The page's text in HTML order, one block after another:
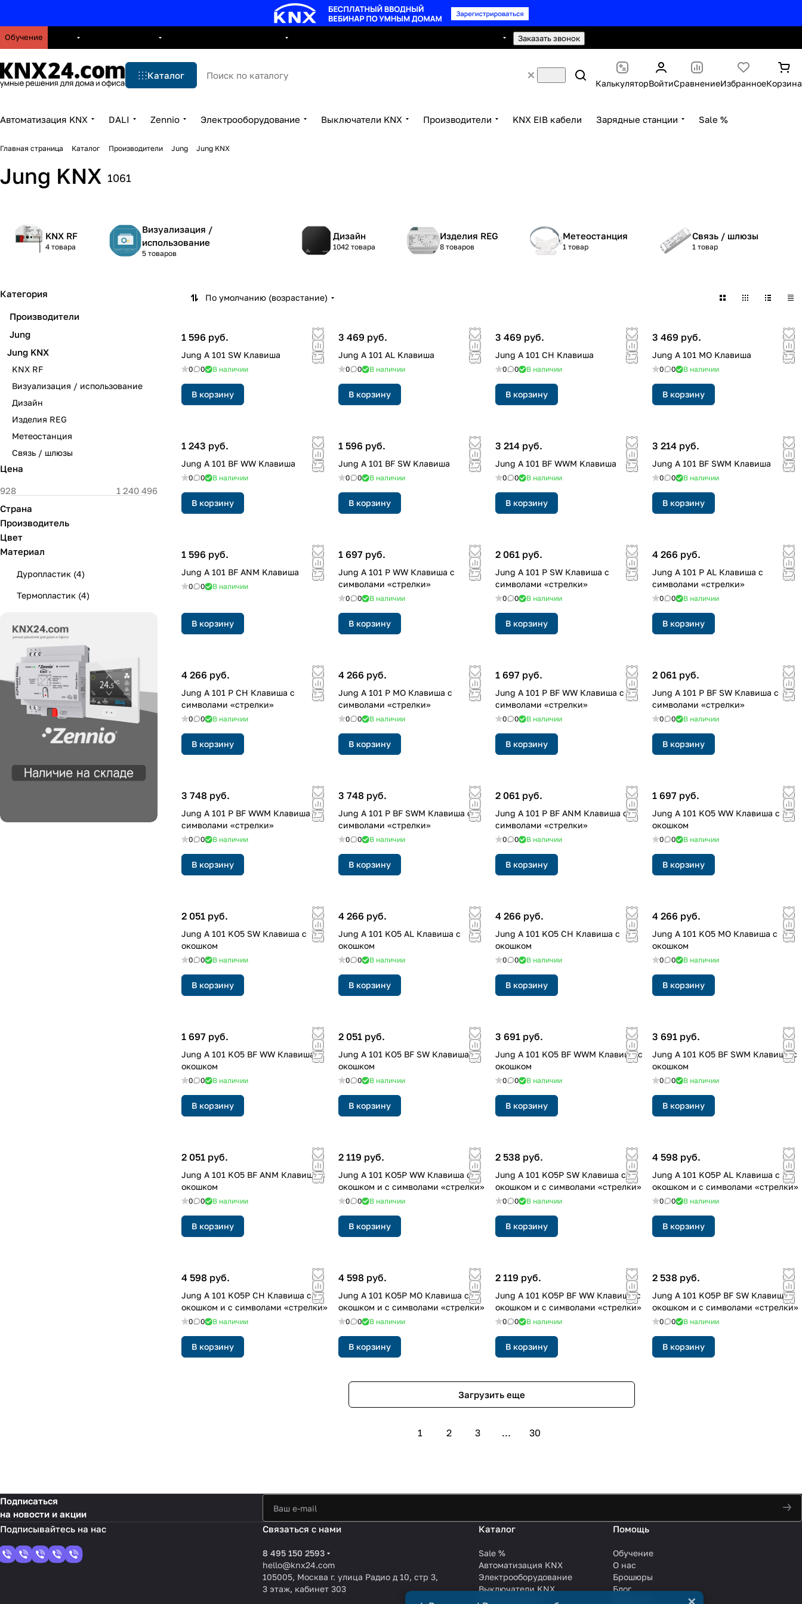
Обучение Заказать звонок
Каталог
КалькуляторВойтиСравнениеИзбранноеКорзина
Автоматизация KNX DALI Zennio Электрооборудование Выключатели KNX Производители KNX EIB кабели Зарядные станции Sale %
Главная страница Каталог Производители Jung Jung KNX
Jung KNX 1061
KNX RF
4 товара
Визуализация /
использование
5 товаров
Дизайн
1042 товара
Изделия REG
8 товаров
Метеостанция
1 товар
Связь / шлюзы
1 товар
По умолчанию (возрастание)
1 596 руб.
Jung A 101 SW Kлавиша
0 0 В наличии
В корзину
3 469 руб.
Jung A 101 AL Kлавиша
0 0 В наличии
В корзину
3 469 руб.
Jung A 101 CH Kлавиша
0 0 В наличии
В корзину
3 469 руб.
Jung A 101 MO Kлавиша
0 0 В наличии
В корзину
1 243 руб.
Jung A 101 BF WW Kлавиша
0 0 В наличии
В корзину
1 596 руб.
Jung A 101 BF SW Kлавиша
0 0 В наличии
В корзину
3 214 руб.
Jung A 101 BF WWM Kлавиша
0 0 В наличии
В корзину
3 214 руб.
Jung A 101 BF SWM Kлавиша
0 0 В наличии
В корзину
1 596 руб.
Jung A 101 BF ANM Kлавиша
0 0 В наличии
В корзину
1 697 руб.
Jung A 101 P WW Клавиша с
символами «стрелки»
0 0 В наличии
В корзину
2 061 руб.
Jung A 101 P SW Клавиша с
символами «стрелки»
0 0 В наличии
В корзину
4 266 руб.
Jung A 101 P AL Клавиша с
символами «стрелки»
0 0 В наличии
В корзину
4 266 руб.
Jung A 101 P CH Клавиша с
символами «стрелки»
0 0 В наличии
В корзину
4 266 руб.
Jung A 101 P MO Клавиша с
символами «стрелки»
0 0 В наличии
В корзину
1 697 руб.
Jung A 101 P BF WW Клавиша с
символами «стрелки»
0 0 В наличии
В корзину
2 061 руб.
Jung A 101 P BF SW Клавиша с
символами «стрелки»
0 0 В наличии
В корзину
3 748 руб.
Jung A 101 P BF WWM Клавиша с
символами «стрелки»
0 0 В наличии
В корзину
3 748 руб.
Jung A 101 P BF SWM Клавиша с
символами «стрелки»
0 0 В наличии
В корзину
2 061 руб.
Jung A 101 P BF ANM Клавиша с
символами «стрелки»
0 0 В наличии
В корзину
1 697 руб.
Jung A 101 KO5 WW Клавиша с
окошком
0 0 В наличии
В корзину
2 051 руб.
Jung A 101 KO5 SW Клавиша с
окошком
0 0 В наличии
В корзину
4 266 руб.
Jung A 101 KO5 AL Клавиша с
окошком
0 0 В наличии
В корзину
4 266 руб.
Jung A 101 KO5 CH Клавиша с
окошком
0 0 В наличии
В корзину
4 266 руб.
Jung A 101 KO5 MO Клавиша с
окошком
0 0 В наличии
В корзину
1 697 руб.
Jung A 101 KO5 BF WW Клавиша с
окошком
0 0 В наличии
В корзину
2 051 руб.
Jung A 101 KO5 BF SW Клавиша с
окошком
0 0 В наличии
В корзину
3 691 руб.
Jung A 101 KO5 BF WWM Клавиша с
окошком
0 0 В наличии
В корзину
3 691 руб.
Jung A 101 KO5 BF SWM Клавиша с
окошком
0 0 В наличии
В корзину
2 051 руб.
Jung A 101 KO5 BF ANM Клавиша с
окошком
0 0 В наличии
В корзину
2 119 руб.
Jung A 101 KO5P WW Клавиша с
окошком и с символами «стрелки»
0 0 В наличии
В корзину
2 538 руб.
Jung A 101 KO5P SW Клавиша с
окошком и с символами «стрелки»
0 0 В наличии
В корзину
4 598 руб.
Jung A 101 KO5P AL Клавиша с
окошком и с символами «стрелки»
0 0 В наличии
В корзину
4 598 руб.
Jung A 101 KO5P CH Клавиша с
окошком и с символами «стрелки»
0 0 В наличии
В корзину
4 598 руб.
Jung A 101 KO5P MO Клавиша с
окошком и с символами «стрелки»
0 0 В наличии
В корзину
2 119 руб.
Jung A 101 KO5P BF WW Клавиша с
окошком и с символами «стрелки»
0 0 В наличии
В корзину
2 538 руб.
Jung A 101 KO5P BF SW Клавиша с
окошком и с символами «стрелки»
0 0 В наличии
В корзину
Загрузить еще
1 2 3 ... 30
Категория
Производители
Jung
Jung KNX
KNX RF
Визуализация / использование
Дизайн
Изделия REG
Метеостанция
Связь / шлюзы
Цена
Страна
Производитель
Цвет
Материал
Дуропластик (4)
Термопластик (4)
Подписаться
на новости и акции
Связаться с нами
8 495 150 2593
hello@knx24.com
105005, Москва г. улица Радио д 10, стр 3,
3 этаж, кабинет 303
Каталог
Sale %
Автоматизация KNX
Электрооборудование
Выключатели KNX
Производители
Помощь
Обучение
О нас
Брошюры
Блог